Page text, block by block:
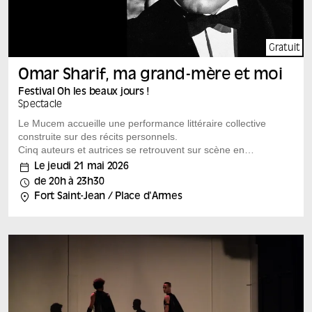
Marseille, Aflam, Consulat général de France à
Jérusalem, Aflam, Orient XXI
Gratuit
Omar Sharif, ma grand-mère et moi
Festival Oh les beaux jours !
Spectacle
Le Mucem accueille une performance littéraire collective
construite sur des récits personnels.
Cinq auteurs et autrices se retrouvent sur scène en
réponse à une invitation simple, celle d’écrire à partir
d’une figure marquante de leur vie, célèbre ou non.
Fictions, récits autobiographiques ou témoignages : les
formes se mêlent dans cette lecture-performance par et
voyage libre entre les rives de la Méditerranée se
croisent souvenirs, icônes, figures mythiques et héros
Le jeudi 21 mai 2026
de 20h à 23h30
Fort Saint-Jean / Place d'Armes